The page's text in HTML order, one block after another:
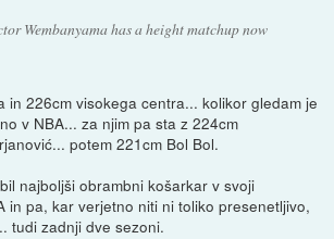
Wembanyama has a height matchup now
in 226cm visokega centra... kolikor gledam je
v NBA... za njim pa sta z 224cm
potem 221cm Bol Bol.
najboljši obrambni košarkar v svoji
in pa, kar verjetno niti ni toliko presenetljivo,
tudi zadnji dve sezoni.